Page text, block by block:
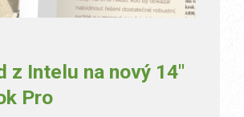
z Intelu na nový 14″
Pro